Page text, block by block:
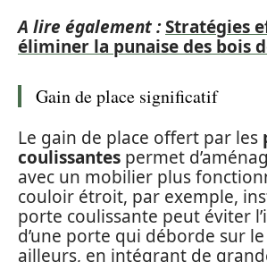
A lire également :Stratégies
éliminer la punaise des bois
Gain de place significatif
Le gain de place offert par les
coulissantes permet
avec un mobilier plus
couloir étroit, par exemple,
porte coulissante peut éviter
d’une porte qui déborde sur
ailleurs, en intégrant de